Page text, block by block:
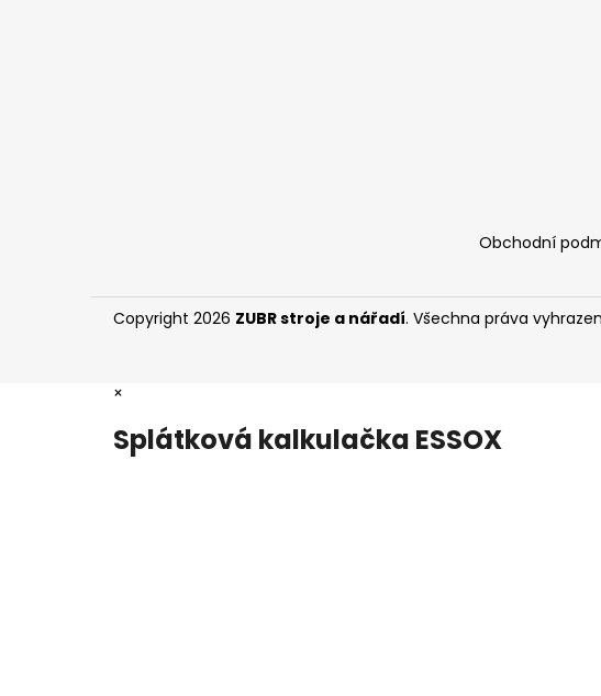
Obchodní
Copyright 2026 ZUBR stroje a nářadí. Všechna práva
×
Splátková kalkulačka ESSOX